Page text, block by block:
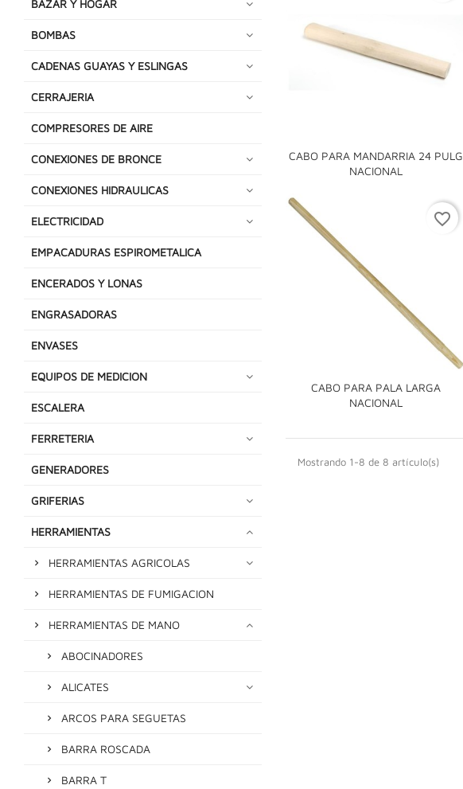
BAZAR Y HOGAR
BOMBAS
CADENAS GUAYAS Y ESLINGAS
CERRAJERIA
COMPRESORES DE AIRE
CONEXIONES DE BRONCE
CONEXIONES HIDRAULICAS
ELECTRICIDAD
EMPACADURAS ESPIROMETALICA
ENCERADOS Y LONAS
ENGRASADORAS
ENVASES
EQUIPOS DE MEDICION
ESCALERA
FERRETERIA
GENERADORES
GRIFERIAS
HERRAMIENTAS
HERRAMIENTAS AGRICOLAS
HERRAMIENTAS DE FUMIGACION
HERRAMIENTAS DE MANO
ABOCINADORES
ALICATES
ARCOS PARA SEGUETAS
BARRA ROSCADA
BARRA T
CABO PARA MANDARRIA 24 PULG
NACIONAL

CABO PARA PALA LARGA
NACIONAL

favorite_border
Mostrando 1-8 de 8 artículo(s)